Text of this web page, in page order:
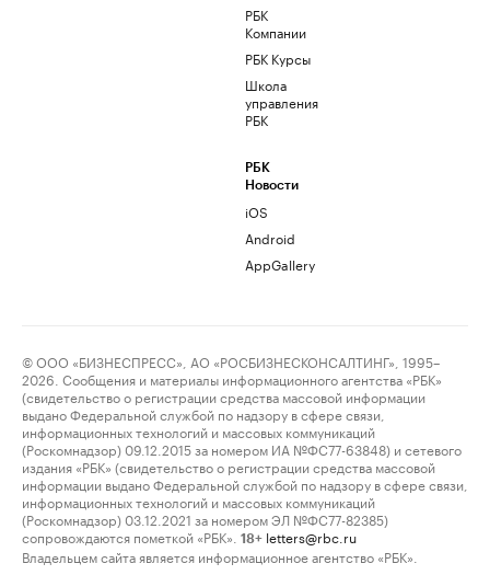
РБК
Компании
РБК Курсы
Школа
управления
РБК
РБК
Новости
iOS
Android
AppGallery
© ООО «БИЗНЕСПРЕСС», АО «РОСБИЗНЕСКОНСАЛТИНГ», 1995–
2026. Сообщения и материалы информационного агентства «РБК»
(свидетельство о регистрации средства массовой информации
выдано Федеральной службой по надзору в сфере связи,
информационных технологий и массовых коммуникаций
(Роскомнадзор) 09.12.2015 за номером ИА №ФС77-63848) и сетевого
издания «РБК» (свидетельство о регистрации средства массовой
информации выдано Федеральной службой по надзору в сфере связи,
информационных технологий и массовых коммуникаций
(Роскомнадзор) 03.12.2021 за номером ЭЛ №ФС77-82385)
сопровождаются пометкой «РБК».
18+ letters@rbc.ru
Владельцем сайта является информационное агентство «РБК».